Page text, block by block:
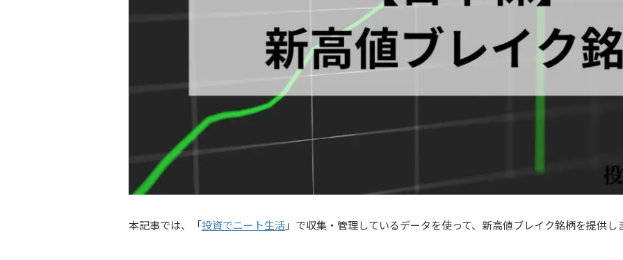
本記事では、「投資でニート生活」で収集・管理しているデータを使って、新高値ブレイク銘柄を提供し